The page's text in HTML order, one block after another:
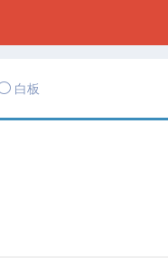
白板